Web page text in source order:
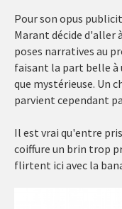
Pour son opus
Marant décide d'aller
poses narratives au
faisant la part belle à
que mystérieuse. Un
parvient cependant
Il est vrai qu'entre
coiffure un brin trop
flirtent ici avec la